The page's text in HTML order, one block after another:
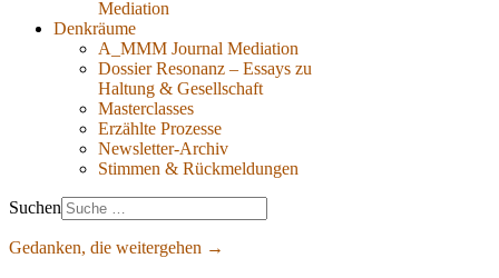
Mediation
Denkräume
A_MMM Journal Mediation
Dossier Resonanz – Essays zu
Haltung & Gesellschaft
Masterclasses
Erzählte Prozesse
Newsletter-Archiv
Stimmen & Rückmeldungen
Suchen
Gedanken, die weitergehen →